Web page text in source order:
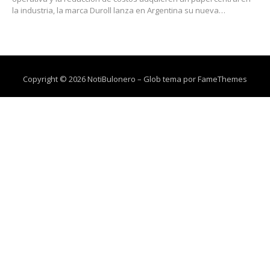
la industria, la marca Duroll lanza en Argentina su nueva…
Copyright © 2026 NotiBulonero – Glob tema porFameThemes